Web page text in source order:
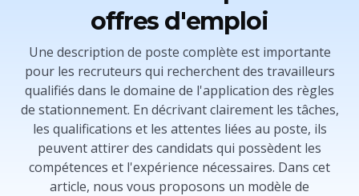
offres d'emploi
Une description de poste complète est importante
pour les recruteurs qui recherchent des travailleurs
qualifiés dans le domaine de l'application des règles
de stationnement. En décrivant clairement les tâches,
les qualifications et les attentes liées au poste, ils
peuvent attirer des candidats qui possèdent les
compétences et l'expérience nécessaires. Dans cet
article, nous vous proposons un modèle de